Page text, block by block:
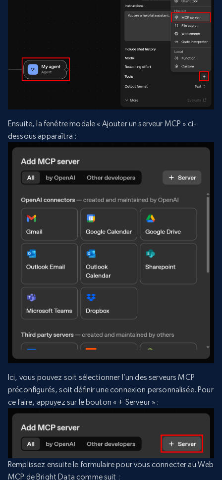
Ensuite, la fenêtre modale « Ajouter un serveur MCP » ci-
dessous apparaîtra :
Ici, vous pouvez soit sélectionner l’un des serveurs MCP
préconfigurés, soit définir une connexion personnalisée. Pour
ce faire, appuyez sur le bouton « + Serveur » :
Remplissez ensuite le formulaire pour vous connecter au Web
MCP de Bright Data comme suit :